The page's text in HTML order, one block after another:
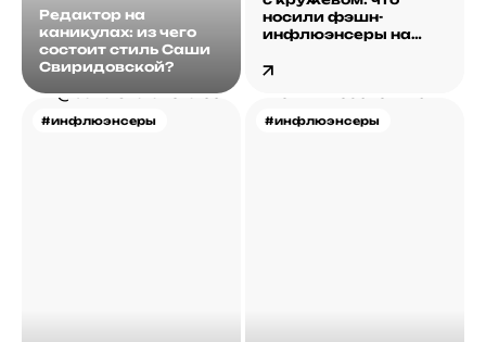
Редактор на
каникулах: из чего
состоит стиль Саши
Свиридовской?
носили фэшн-
инфлюэнсеры на
#инфлюэнсеры #инфлюэнсеры